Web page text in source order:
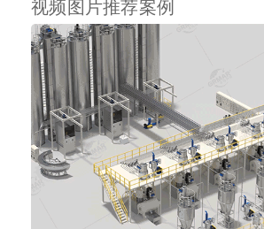
视频图片推荐案例